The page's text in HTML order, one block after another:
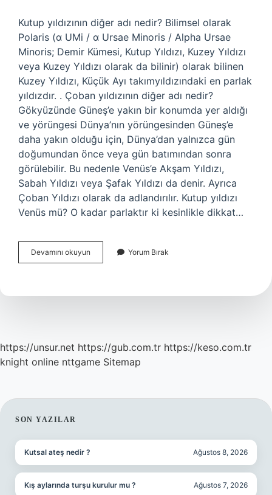
Kutup yıldızının diğer adı nedir? Bilimsel olarak
Polaris (α UMi / α Ursae Minoris / Alpha Ursae
Minoris; Demir Kümesi, Kutup Yıldızı, Kuzey Yıldızı
veya Kuzey Yıldızı olarak da bilinir) olarak bilinen
Kuzey Yıldızı, Küçük Ayı takımyıldızındaki en parlak
yıldızdır. . Çoban yıldızının diğer adı nedir?
Gökyüzünde Güneş’e yakın bir konumda yer aldığı
ve yörüngesi Dünya’nın yörüngesinden Güneş’e
daha yakın olduğu için, Dünya’dan yalnızca gün
doğumundan önce veya gün batımından sonra
görülebilir. Bu nedenle Venüs’e Akşam Yıldızı,
Sabah Yıldızı veya Şafak Yıldızı da denir. Ayrıca
Çoban Yıldızı olarak da adlandırılır. Kutup yıldızı
Venüs mü? O kadar parlaktır ki kesinlikle dikkat…
Devamını okuyun
Yıldızı
Mı
Yorum Bırak
https://unsur.net https://gub.com.tr https://keso.com.tr
knight online nttgame Sitemap
SIDEBAR
SON YAZILAR
Kutsal ateş nedir ? Ağustos 8, 2026
Kış aylarında turşu kurulur mu ? Ağustos 7, 2026